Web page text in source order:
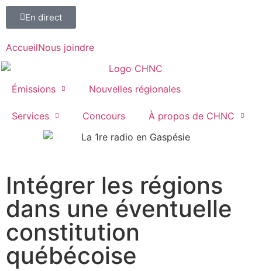
En direct
AccueilNous joindre
Émissions Nouvelles régionales
Services Concours À propos de CHNC
Paspébiac
Intégrer les régions
dans une éventuelle
constitution
québécoise